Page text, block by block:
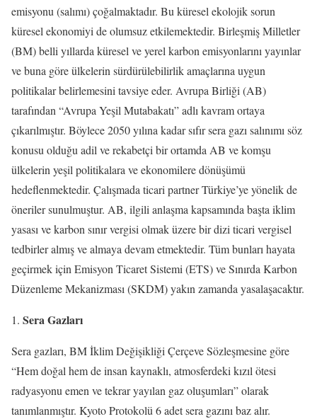
emisyonu (salımı) çoğalmaktadır. Bu küresel ekolojik sorun
küresel ekonomiyi de olumsuz etkilemektedir. Birleşmiş Milletler
(BM) belli yıllarda küresel ve yerel karbon emisyonlarını yayınlar
ve buna göre ülkelerin sürdürülebilirlik amaçlarına uygun
politikalar belirlemesini tavsiye eder. Avrupa Birliği (AB)
tarafından “Avrupa Yeşil Mutabakatı” adlı kavram ortaya
çıkarılmıştır. Böylece 2050 yılına kadar sıfır sera gazı salınımı söz
konusu olduğu adil ve rekabetçi bir ortamda AB ve komşu
ülkelerin yeşil politikalara ve ekonomilere dönüşümü
hedeflenmektedir. Çalışmada ticari partner Türkiye’ye yönelik de
öneriler sunulmuştur. AB, ilgili anlaşma kapsamında başta iklim
yasası ve karbon sınır vergisi olmak üzere bir dizi ticari vergisel
tedbirler almış ve almaya devam etmektedir. Tüm bunları hayata
geçirmek için Emisyon Ticaret Sistemi (ETS) ve Sınırda Karbon
Düzenleme Mekanizması (SKDM) yakın zamanda yasalaşacaktır.
Sera Gazları
Sera gazları, BM İklim Değişikliği Çerçeve Sözleşmesine göre
“Hem doğal hem de insan kaynaklı, atmosferdeki kızıl ötesi
radyasyonu emen ve tekrar yayılan gaz oluşumları” olarak
tanımlanmıştır. Kyoto Protokolü 6 adet sera gazını baz alır.